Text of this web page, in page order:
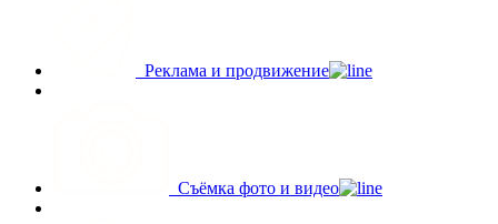
Реклама и продвижение
Съёмка фото и видео